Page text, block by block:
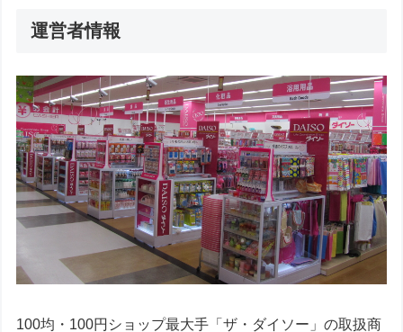
運営者情報
100均・100円ショップ最大手「ザ・ダイソー」の取扱商